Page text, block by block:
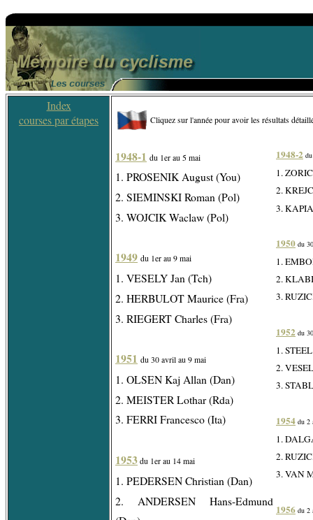
Index
courses par étapes
Cliquez sur l'année pour avoir les résultats
1948-1 du 1er au 5 mai
1. PROSENIK August (You)
2. SIEMINSKI Roman (Pol)
3. WOJCIK Waclaw (Pol)
1949 du 1er au 9 mai
1. VESELY Jan (Tch)
2. HERBULOT Maurice (Fra)
3. RIEGERT Charles (Fra)
1951 du 30 avril au 9 mai
1. OLSEN Kaj Allan (Dan)
2. MEISTER Lothar (Rda)
3. FERRI Francesco (Ita)
1953 du 1er au 14 mai
1. PEDERSEN Christian (Dan)
2. ANDERSEN Hans-Edmund
1948-2
1.
2.
3.
1950 du
1.
2.
3.
1952 du
1.
2.
3.
1954 du 2
1.
2.
3. VAN
1956 du 2